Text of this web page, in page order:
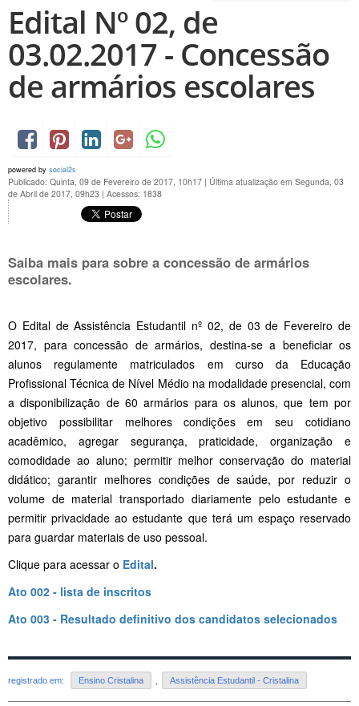
Edital Nº 02, de
03.02.2017 - Concessão
de armários escolares
powered by social2s
Publicado: Quinta, 09 de Fevereiro de 2017, 10h17 | Última atualização em Segunda, 03
de Abril de 2017, 09h23 | Acessos: 1838
Saiba mais para sobre a concessão de armários
escolares.
O Edital de Assistência Estudantil nº 02, de 03 de Fevereiro de
2017, para concessão de armários, destina-se a beneficiar os
alunos regulamente matriculados em curso da Educação
Profissional Técnica de Nível Médio na modalidade presencial, com
a disponibilização de 60 armários para os alunos, que tem por
objetivo possibilitar melhores condições em seu cotidiano
acadêmico, agregar segurança, praticidade, organização e
comodidade ao aluno; permitir melhor conservação do material
didático; garantir melhores condições de saúde, por reduzir o
volume de material transportado diariamente pelo estudante e
permitir privacidade ao estudante que terá um espaço reservado
para guardar materiais de uso pessoal.
Clique para acessar o Edital.
Ato 002 - lista de inscritos
Ato 003 - Resultado definitivo dos candidatos selecionados
registrado em: Ensino Cristalina Assistência Estudantil - Cristalina